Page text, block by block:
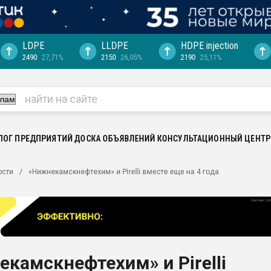
выходит на
рынке
LDPE
2490 27,71%
LLDPE
2150 26,05%
HDPE injection
2190 25,11%
ПРЕДПРИЯТИЙ ДОСКА ОБЪЯВЛЕНИЙ КОНСУЛЬТАЦИОННЫЙ ЦЕНТР
«Нижнекамскнефтехим» и Pirelli вместе еще на 4 года
и Pirelli